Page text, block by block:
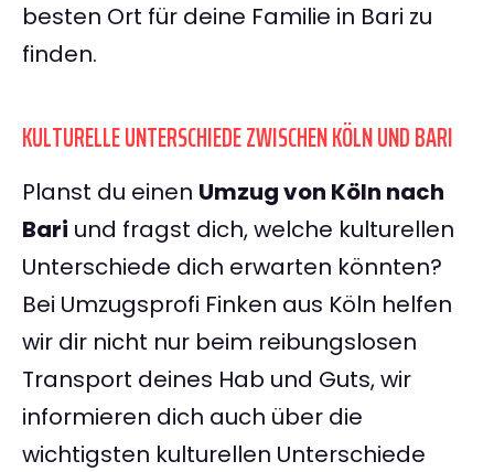
besten Ort für deine Familie in Bari zu
finden.
KULTURELLE UNTERSCHIEDE ZWISCHEN KÖLN UND BARI
Planst du einen Umzug von Köln nach
Bari und fragst dich, welche kulturellen
Unterschiede dich erwarten könnten?
Bei Umzugsprofi Finken aus Köln helfen
wir dir nicht nur beim reibungslosen
Transport deines Hab und Guts, wir
informieren dich auch über die
wichtigsten kulturellen Unterschiede